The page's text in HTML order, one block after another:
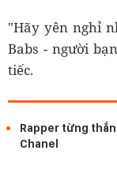
"Hãy yên nghỉ
Babs - người
tiếc.
Rapper từng
Chanel